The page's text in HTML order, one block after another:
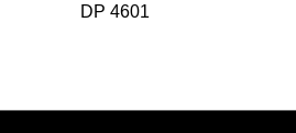
DP 4601